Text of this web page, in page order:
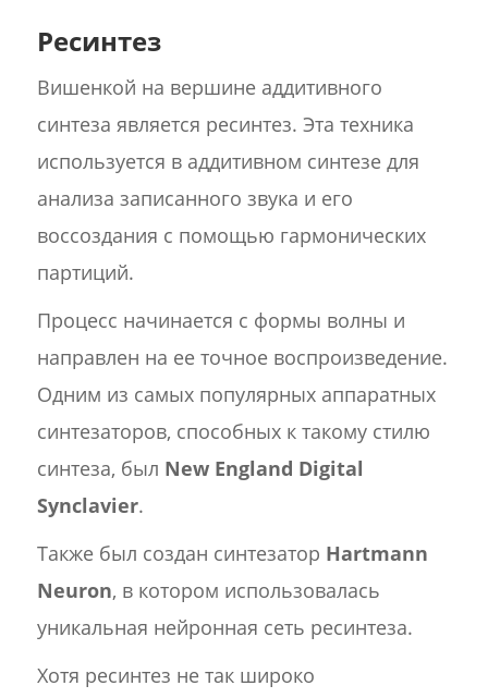
Ресинтез
Вишенкой на вершине аддитивного
синтеза является ресинтез. Эта техника
используется в аддитивном синтезе для
анализа записанного звука и его
воссоздания с помощью гармонических
партиций.
Процесс начинается с формы волны и
направлен на ее точное воспроизведение.
Одним из самых популярных аппаратных
синтезаторов, способных к такому стилю
синтеза, был New England Digital
Synclavier.
Также был создан синтезатор Hartmann
Neuron, в котором использовалась
уникальная нейронная сеть ресинтеза.
Хотя ресинтез не так широко